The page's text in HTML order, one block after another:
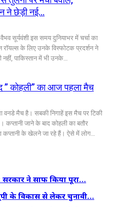
ने छेड़ी नई…
सूर्यवंशी इस समय दुनियाभर में चर्चा का
के लिए उनके विस्फोटक प्रदर्शन ने
नहीं, पाकिस्तान में भी उनके…
” कोहली” का आज पहला मैच
मैच है। सबकी निगाहें इस मैच पर टिकी
जाने के बाद कोहली का बतौर
कप्तानी के खेलने जा रहे हैं। ऐसे में लोग…
सरकार ने साफ किया पूरा…
के विकास से लेकर चुनावी…